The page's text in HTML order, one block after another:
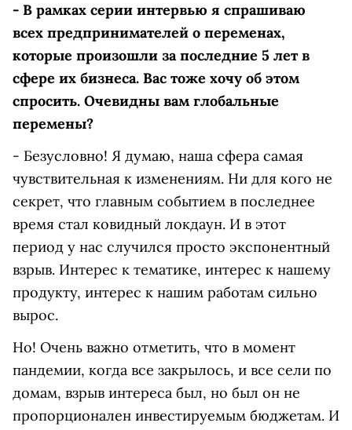
- В рамках серии интервью я спрашиваю
всех предпринимателей о переменах,
которые произошли за последние 5 лет в
сфере их бизнеса. Вас тоже хочу об этом
спросить. Очевидны вам глобальные
перемены?
- Безусловно! Я думаю, наша сфера самая
чувствительная к изменениям. Ни для кого не
секрет, что главным событием в последнее
время стал ковидный локдаун. И в этот
период у нас случился просто экспонентный
взрыв. Интерес к тематике, интерес к нашему
продукту, интерес к нашим работам сильно
вырос.
Но! Очень важно отметить, что в момент
пандемии, когда все закрылось, и все сели по
домам, взрыв интереса был, но был он не
пропорционален инвестируемым бюджетам. И